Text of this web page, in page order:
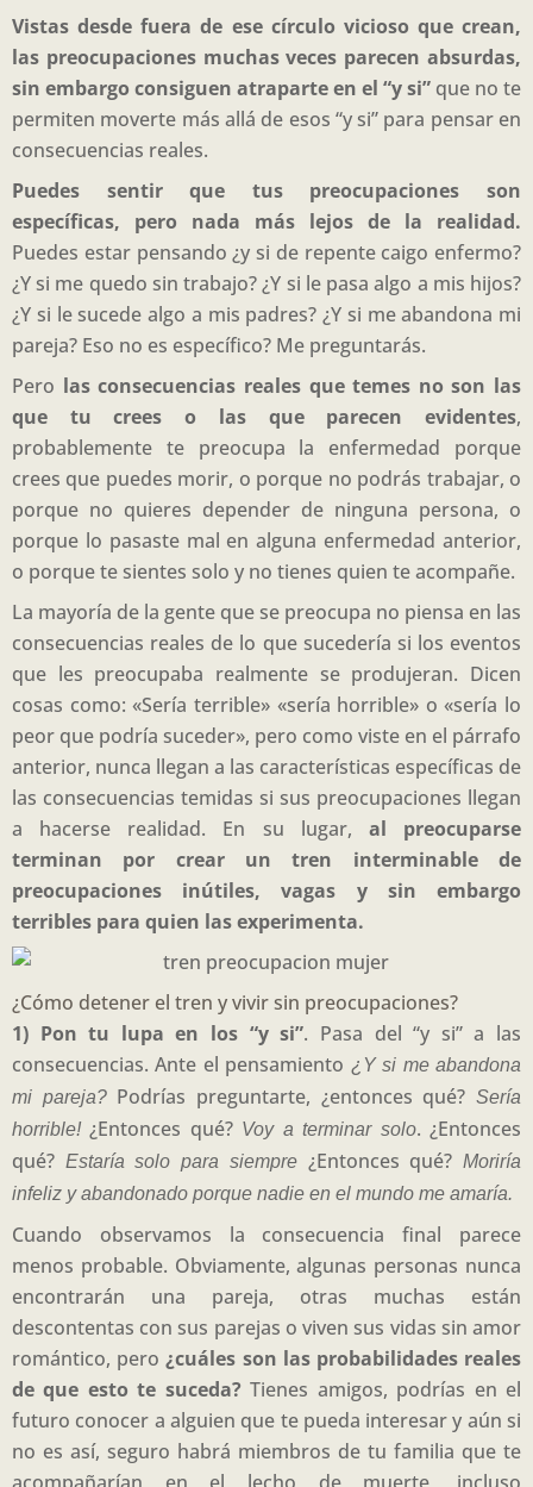
Vistas desde fuera de ese círculo vicioso que crean,
las preocupaciones muchas veces parecen absurdas,
sin embargo consiguen atraparte en el “y si” que no te
permiten moverte más allá de esos “y si” para pensar en
consecuencias reales.
Puedes sentir que tus preocupaciones son
específicas, pero nada más lejos de la realidad.
Puedes estar pensando ¿y si de repente caigo enfermo?
¿Y si me quedo sin trabajo? ¿Y si le pasa algo a mis hijos?
¿Y si le sucede algo a mis padres? ¿Y si me abandona mi
pareja? Eso no es específico? Me preguntarás.
Pero las consecuencias reales que temes no son las
que tu crees o las que parecen evidentes,
probablemente te preocupa la enfermedad porque
crees que puedes morir, o porque no podrás trabajar, o
porque no quieres depender de ninguna persona, o
porque lo pasaste mal en alguna enfermedad anterior,
o porque te sientes solo y no tienes quien te acompañe.
La mayoría de la gente que se preocupa no piensa en las
consecuencias reales de lo que sucedería si los eventos
que les preocupaba realmente se produjeran. Dicen
cosas como: «Sería terrible» «sería horrible» o «sería lo
peor que podría suceder», pero como viste en el párrafo
anterior, nunca llegan a las características específicas de
las consecuencias temidas si sus preocupaciones llegan
a hacerse realidad. En su lugar, al preocuparse
terminan por crear un tren interminable de
preocupaciones inútiles, vagas y sin embargo
terribles para quien las experimenta.
¿Cómo detener el tren y vivir sin preocupaciones?
1) Pon tu lupa en los “y si”. Pasa del “y si” a las
consecuencias. Ante el pensamiento ¿Y si me abandona
mi pareja?Podrías preguntarte, ¿entonces qué?Sería
horrible!¿Entonces qué? Voy a terminar solo. ¿Entonces
qué? Estaría solo para siempre¿Entonces qué?Moriría
infeliz y abandonado porque nadie en el mundo me amaría.
Cuando observamos la consecuencia final parece
menos probable. Obviamente, algunas personas nunca
encontrarán una pareja, otras muchas están
descontentas con sus parejas o viven sus vidas sin amor
romántico, pero¿cuáles son las probabilidades reales
de que esto te suceda? Tienes amigos, podrías en el
futuro conocer a alguien que te pueda interesar y aún si
no es así, seguro habrá miembros de tu familia que te